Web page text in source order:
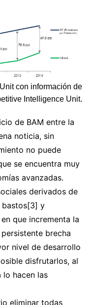
con información de
Intelligence Unit.
de BAM entre la
noticia, sin
no puede
se encuentra muy
avanzadas.
derivados de
bastos[3] y
que incrementa la
brecha
nivel de desarrollo
disfrutarlos, al
lo hacen las
eliminar todas